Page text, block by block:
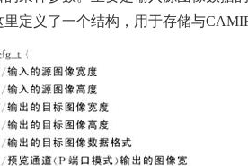
里定义了一个结构，用于存储与